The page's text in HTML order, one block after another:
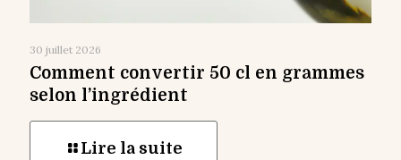
30 juillet 2026
Comment convertir 50 cl en grammes
selon l’ingrédient
Lire la suite